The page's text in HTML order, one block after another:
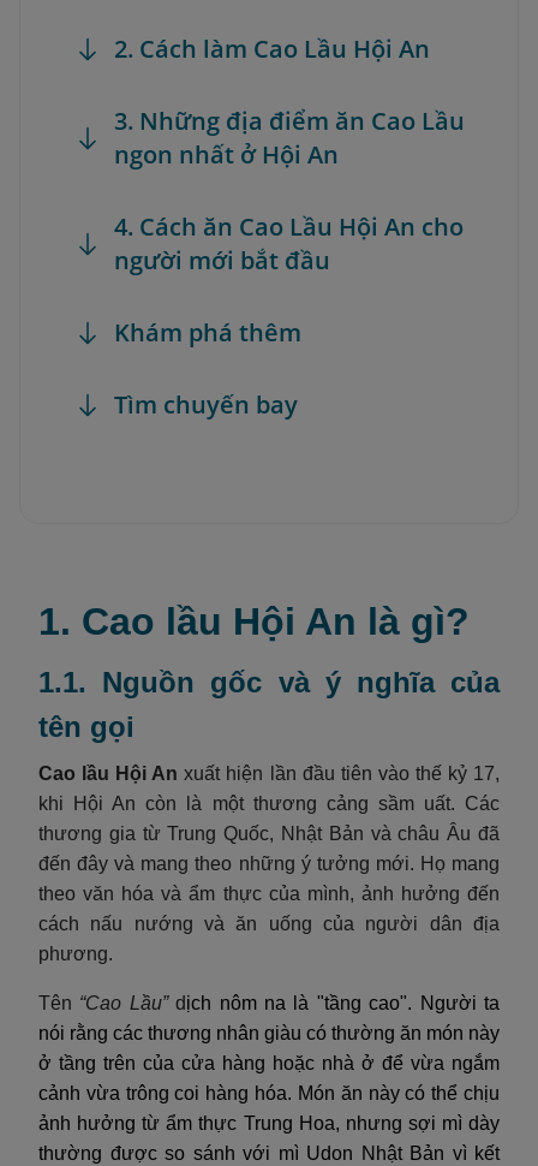
2. Cách làm Cao Lầu Hội An
3. Những địa điểm ăn Cao Lầu
ngon nhất ở Hội An
4. Cách ăn Cao Lầu Hội An cho
người mới bắt đầu
Khám phá thêm
Tìm chuyến bay
1. Cao lầu Hội An là gì?
1.1. Nguồn gốc và ý nghĩa của
tên gọi
Cao lầu Hội An xuất hiện lần đầu tiên vào thế kỷ 17,
khi Hội An còn là một thương cảng sầm uất. Các
thương gia từ Trung Quốc, Nhật Bản và châu Âu đã
đến đây và mang theo những ý tưởng mới. Họ mang
theo văn hóa và ẩm thực của mình, ảnh hưởng đến
cách nấu nướng và ăn uống của người dân địa
phương.
Tên “Cao Lầu”dịch nôm na là "tầng cao". Người ta
nói rằng các thương nhân giàu có thường ăn món này
ở tầng trên của cửa hàng hoặc nhà ở để vừa ngắm
cảnh vừa trông coi hàng hóa. Món ăn này có thể chịu
ảnh hưởng từ ẩm thực Trung Hoa, nhưng sợi mì dày
thường được so sánh với mì Udon Nhật Bản vì kết